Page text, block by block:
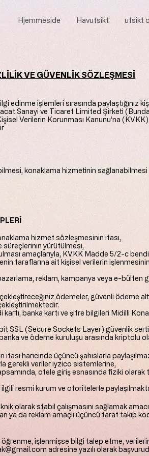
Hjemmeside Havutsikt utsikt
VE GÜVENLİK SÖZLEŞMESİ
işlemleri sırasında paylaştığınız
Sanayi ve Ticaret Limited Şirketi
Verilerin Korunması Kanunu’na
konaklama hizmetinin sağlanabilmesi
hizmet sözleşmesinin ifası,
süreçlerinin yürütülmesi,
amaçlarıyla, KVKK Madde 5/2-c
taraflarına ait kişisel verilerin
reklam, kampanya veya e-bülten
ödemeler, güvenli ödeme
banka kartı ve şifre bilgileri Midilli
SSL (Secure Sockets Layer) güvenlik
ve ödeme kuruluşu arasında kriptolu
haricinde üçüncü şahıslarla
gerekli veriler iyzico sistemlerine,
otele giriş esnasında fiziki
resmi kurum ve otoritelerle
olarak stabil çalışmasını sağlamak
ya da reklam amaçlı üçüncü taraf takip
işlenmişse bilgi talep etme,
adresine yazılı olarak